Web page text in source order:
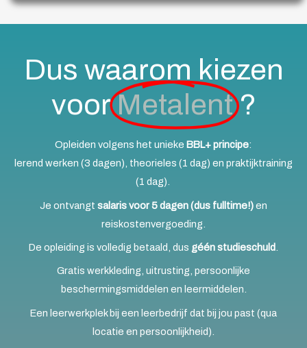
Dus waarom kiezen
voorMetalent?
Opleiden volgens het unieke BBL+ principe:
lerend werken (3 dagen), theorieles (1 dag) en praktijktraining
(1 dag).
Je ontvangt salaris voor 5 dagen (dus fulltime!)en
reiskostenvergoeding.
De opleiding is volledig betaald, dus géén studieschuld
Gratis werkkleding, uitrusting, persoonlijke
beschermingsmiddelen en leermiddelen.
Een leerwerkplek bij een leerbedrijf dat bij jou past (qua
locatie en persoonlijkheid).